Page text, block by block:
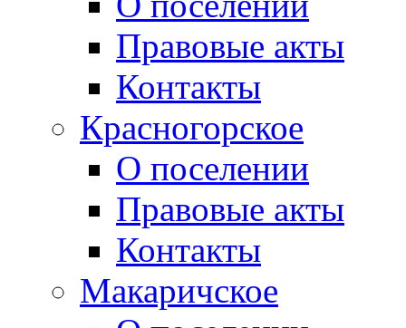
Правовые акты
Контакты
Красногорское
О поселении
Правовые акты
Контакты
Макаричское